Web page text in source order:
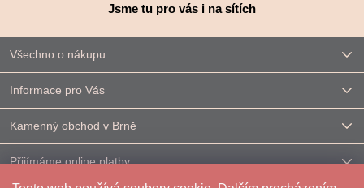
Jsme tu pro vás i na sítích
Všechno o nákupu
Informace pro Vás
Kamenný obchod v Brně
Přijímáme online platby